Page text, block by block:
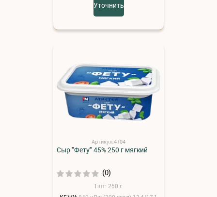
Уточнить
Артикул:4104
Сыр "Фету" 45% 250 г мягкий
(0)
1шт: 250 г.